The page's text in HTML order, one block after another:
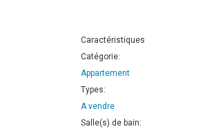
Caractéristiques
Catégorie:
Appartement
Types:
A vendre
Salle(s) de bain: